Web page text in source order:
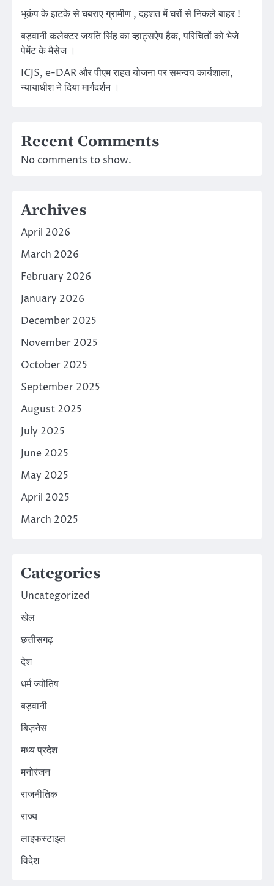
भूकंप के झटके से घबराए ग्रामीण , दहशत में घरों से निकले बाहर !
बड़वानी कलेक्टर जयति सिंह का व्हाट्सऐप हैक, परिचितों को भेजे
पेमेंट के मैसेज ।
ICJS, e-DAR और पीएम राहत योजना पर समन्वय कार्यशाला,
न्यायाधीश ने दिया मार्गदर्शन ।
Recent Comments
No comments to show.
Archives
April 2026
March 2026
February 2026
January 2026
December 2025
November 2025
October 2025
September 2025
August 2025
July 2025
June 2025
May 2025
April 2025
March 2025
Categories
Uncategorized
खेल
छत्तीसगढ़
देश
धर्म ज्योतिष
बड़वानी
बिज़नेस
मध्य प्रदेश
मनोरंजन
राजनीतिक
राज्य
लाइफस्टाइल
विदेश